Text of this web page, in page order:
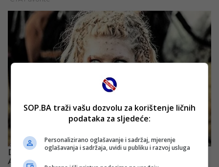
SOP.BA traži vašu dozvolu za korištenje ličnih
podataka za sljedeće:
Personalizirano oglašavanje i sadržaj, mjerenje
oglašavanja i sadržaja, uvidi u publiku i razvoj usluga